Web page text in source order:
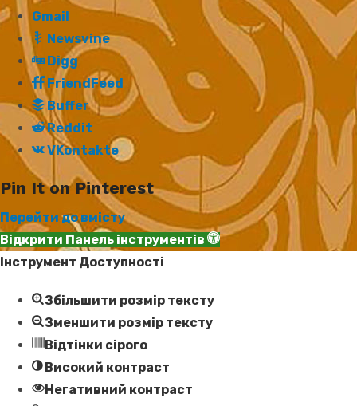
Gmail
Newsvine
Digg
FriendFeed
Buffer
Reddit
VKontakte
Pin It on Pinterest
Перейти до вмісту
Відкрити Панель інструментів
Інструмент Доступності
Збільшити розмір тексту
Зменшити розмір тексту
Відтінки сірого
Високий контраст
Негативний контраст